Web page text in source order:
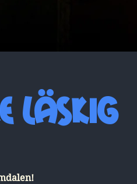
läskig